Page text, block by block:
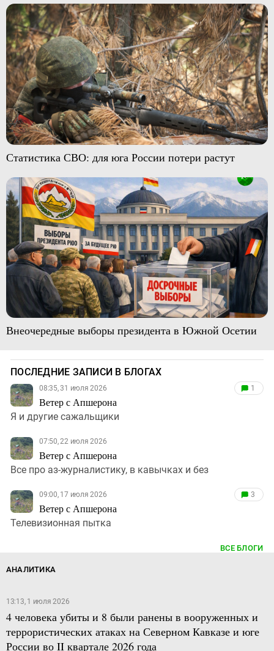
Статистика СВО: для юга России потери растут
Внеочередные выборы президента в Южной Осетии
ПОСЛЕДНИЕ ЗАПИСИ В БЛОГАХ
08:35, 31 июля 2026
Ветер с Апшерона
1
Я и другие сажальщики
07:50, 22 июля 2026
Ветер с Апшерона
Все про аз-журналистику, в кавычках и без
09:00, 17 июля 2026
Ветер с Апшерона
3
Телевизионная пытка
ВСЕ БЛОГИ
АНАЛИТИКА
13:13, 1 июля 2026
4 человека убиты и 8 были ранены в вооруженных и
террористических атаках на Северном Кавказе и юге
России во II квартале 2026 года